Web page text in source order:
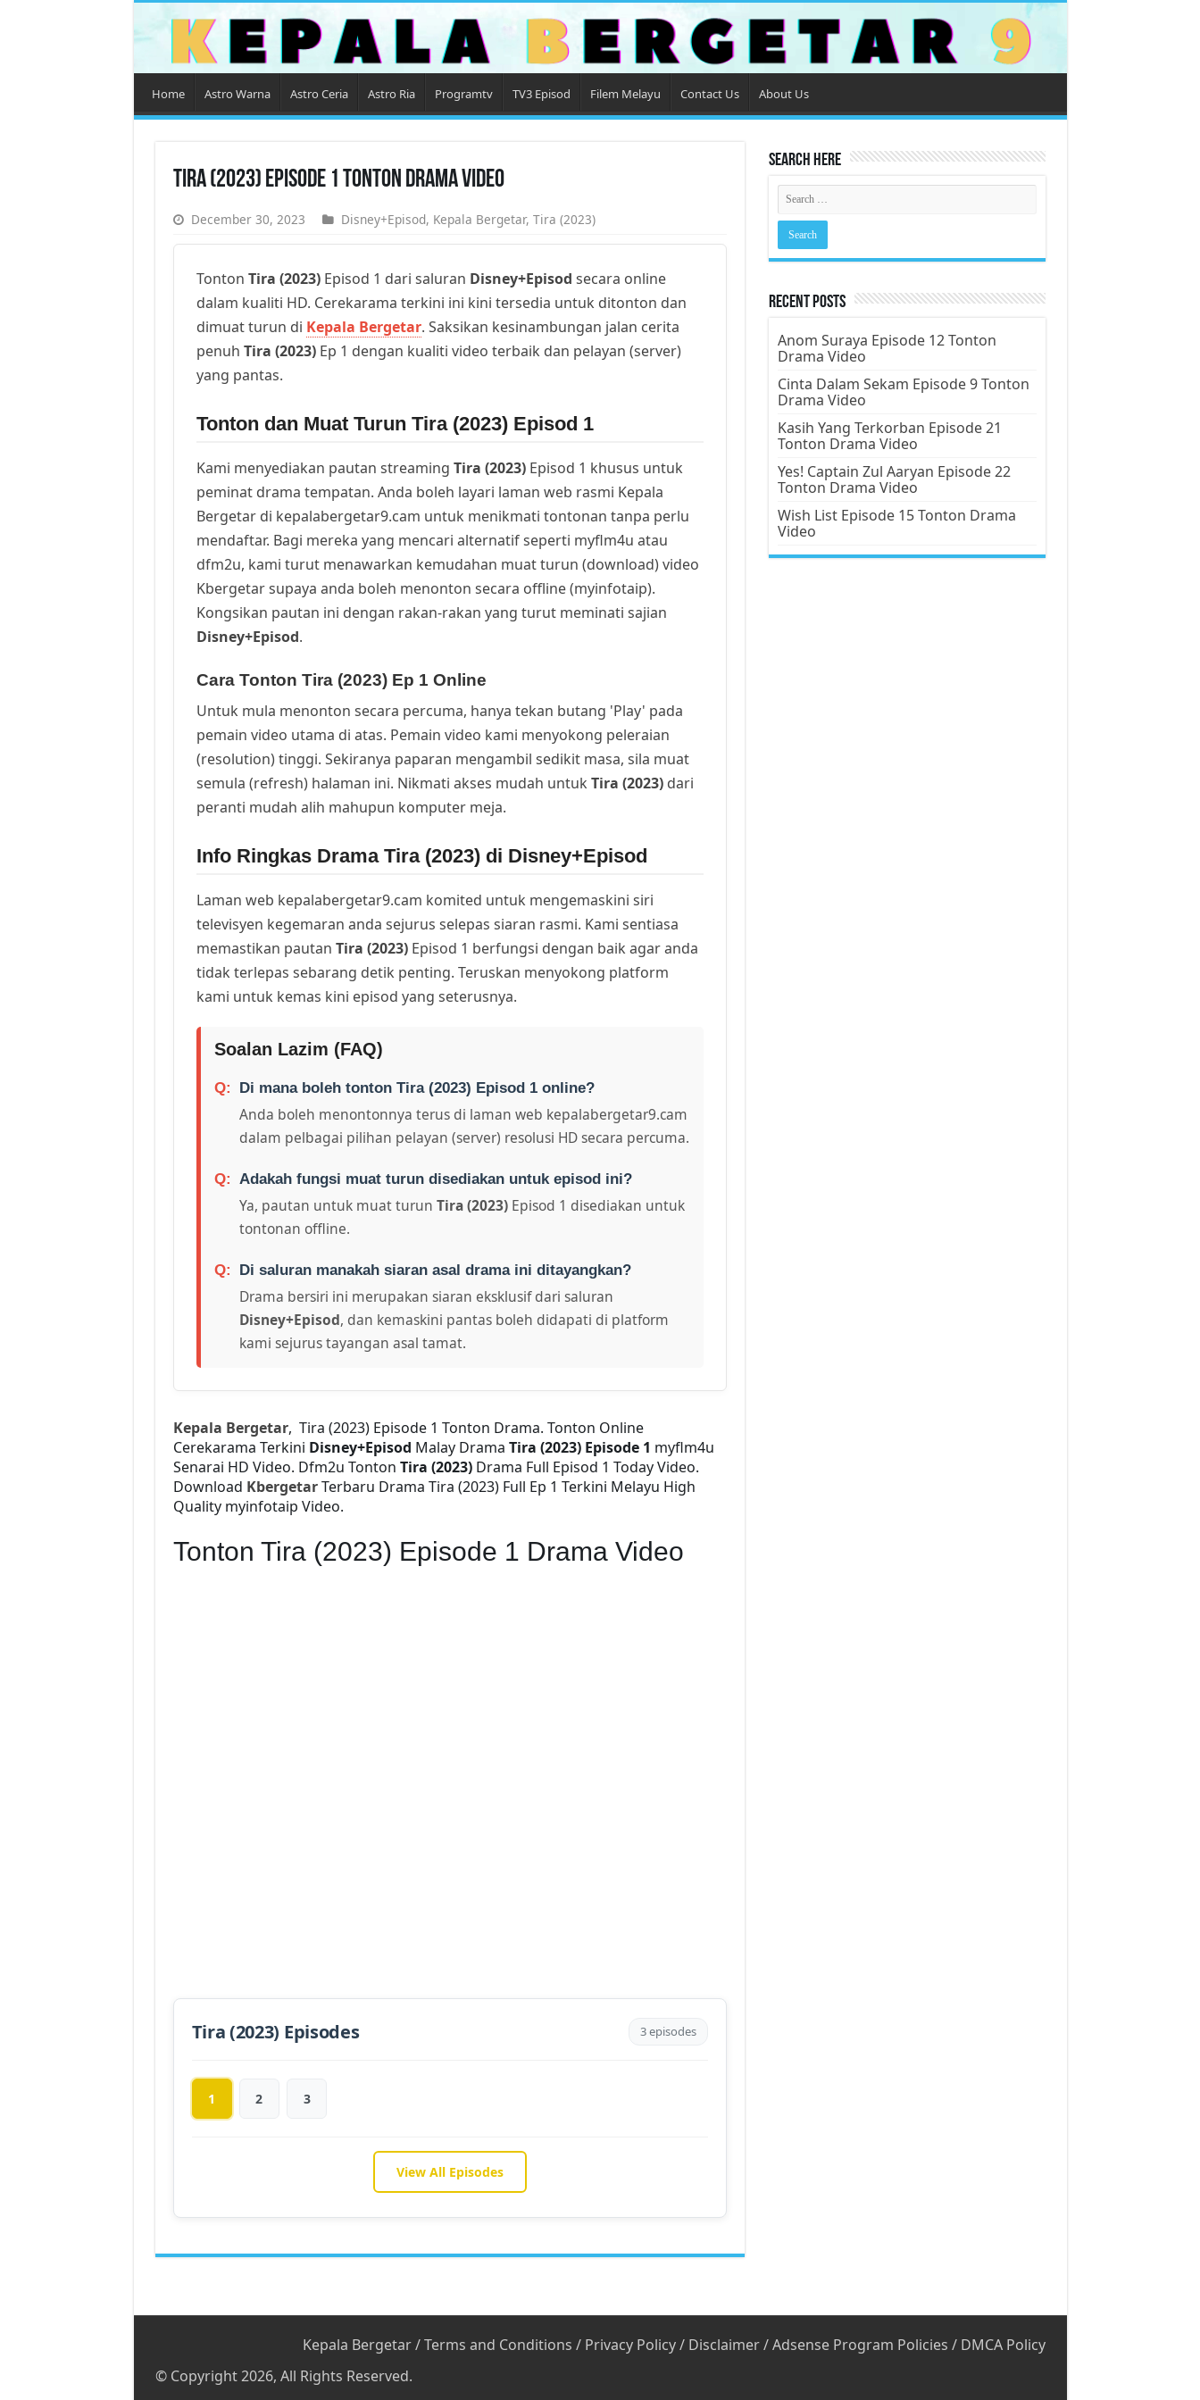
Home Astro Warna Astro Ceria Astro Ria Programtv TV3 Episod Filem Melayu Contact Us About Us
Tira (2023) Episode 1 Tonton Drama Video
December 30, 2023 Disney+Episod, Kepala Bergetar, Tira (2023)
Tonton Tira (2023)Episod 1 dari saluran Disney+Episod secara online
dalam kualiti HD. Cerekarama terkini ini kini tersedia untuk ditonton dan
dimuat turun di Kepala Bergetar. Saksikan kesinambungan jalan cerita
penuh Tira (2023)Ep 1 dengan kualiti video terbaik dan pelayan (server)
yang pantas.
Tonton dan Muat Turun Tira (2023) Episod 1
Kami menyediakan pautan streaming Tira (2023)Episod 1 khusus untuk
peminat drama tempatan. Anda boleh layari laman web rasmi Kepala
Bergetar di kepalabergetar9.cam untuk menikmati tontonan tanpa perlu
mendaftar. Bagi mereka yang mencari alternatif seperti myflm4u atau
dfm2u, kami turut menawarkan kemudahan muat turun (download) video
Kbergetar supaya anda boleh menonton secara offline (myinfotaip).
Kongsikan pautan ini dengan rakan-rakan yang turut meminati sajian
Disney+Episod.
Cara Tonton Tira (2023) Ep 1 Online
Untuk mula menonton secara percuma, hanya tekan butang 'Play' pada
pemain video utama di atas. Pemain video kami menyokong peleraian
(resolution) tinggi. Sekiranya paparan mengambil sedikit masa, sila muat
semula (refresh) halaman ini. Nikmati akses mudah untuk Tira (2023)dari
peranti mudah alih mahupun komputer meja.
Info Ringkas Drama Tira (2023) di Disney+Episod
Laman web kepalabergetar9.cam komited untuk mengemaskini siri
televisyen kegemaran anda sejurus selepas siaran rasmi. Kami sentiasa
memastikan pautan Tira (2023)Episod 1 berfungsi dengan baik agar anda
tidak terlepas sebarang detik penting. Teruskan menyokong platform
kami untuk kemas kini episod yang seterusnya.
Soalan Lazim (FAQ)
Di mana boleh tonton Tira (2023) Episod 1 online?
Anda boleh menontonnya terus di laman web kepalabergetar9.cam
dalam pelbagai pilihan pelayan (server) resolusi HD secara percuma.
Adakah fungsi muat turun disediakan untuk episod ini?
Ya, pautan untuk muat turun Tira (2023)Episod 1 disediakan untuk
tontonan offline.
Di saluran manakah siaran asal drama ini ditayangkan?
Drama bersiri ini merupakan siaran eksklusif dari saluran
Disney+Episod, dan kemaskini pantas boleh didapati di platform
kami sejurus tayangan asal tamat.
Kepala Bergetar, Tira (2023) Episode 1 Tonton Drama. Tonton Online
Cerekarama Terkini Disney+Episod Malay Drama Tira (2023) Episode 1 myflm4u
Senarai HD Video. Dfm2u Tonton Tira (2023)Drama Full Episod 1 Today Video.
Download KbergetarTerbaru Drama Tira (2023) Full Ep 1 Terkini Melayu High
Quality myinfotaip Video.
Tonton Tira (2023) Episode 1 Drama Video
Tira (2023) Episodes 3 episodes
1 2 3
View All Episodes
Search Here
Recent Posts
Anom Suraya Episode 12 Tonton
Drama Video
Cinta Dalam Sekam Episode 9 Tonton
Drama Video
Kasih Yang Terkorban Episode 21
Tonton Drama Video
Yes! Captain Zul Aaryan Episode 22
Tonton Drama Video
Wish List Episode 15 Tonton Drama
Video
Kepala Bergetar/Terms and Conditions / Privacy Policy/ Disclaimer/Adsense Program Policies / DMCA Policy
© Copyright 2026, All Rights Reserved.